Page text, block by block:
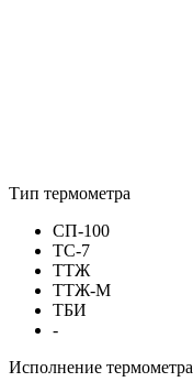
Тип термометра
СП-100
ТС-7
ТТЖ
ТТЖ-М
ТБИ
-
Исполнение термометра